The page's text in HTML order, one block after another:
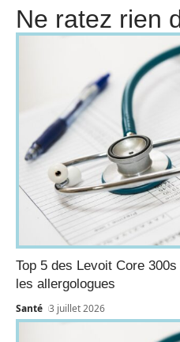
Ne ratez rien
Top 5 des Levoit Core
les allergologues
Santé 3 juillet 2026